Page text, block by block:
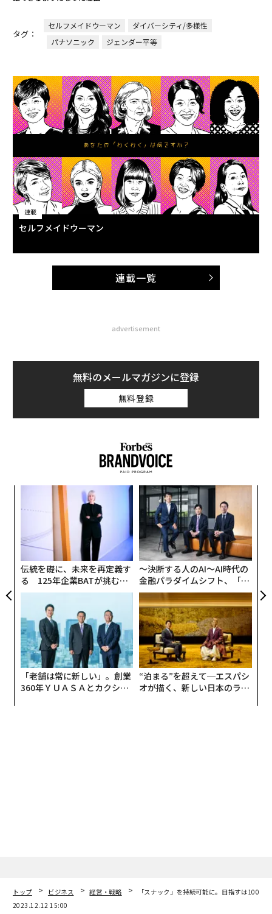
タグ：
セルフメイドウーマン
ダイバーシティ/多様性
パナソニック
ジェンダー平等
連載
セルフメイドウーマン
連載一覧
advertisement
無料のメールマガジンに登録
無料登録
伝統を礎に、未来を再定義す
る 125年企業BATが挑むス
モークレスな未来
〜決断する人のAI〜AI時代の
金融パラダイムシフト、「超
個別化」の核心 【MUFG×ウ
ェルスナビ×PwC】
「老舗は常に新しい」。創業
360年ＹＵＡＳＡとカクシン
“泊まる”を超えて─エスパシ
オが描く、新しい日本のラグ
トップ ビジネス 経営・戦略
「スナック」を持続可能に。目指すは100店
2023.12.12 15:00